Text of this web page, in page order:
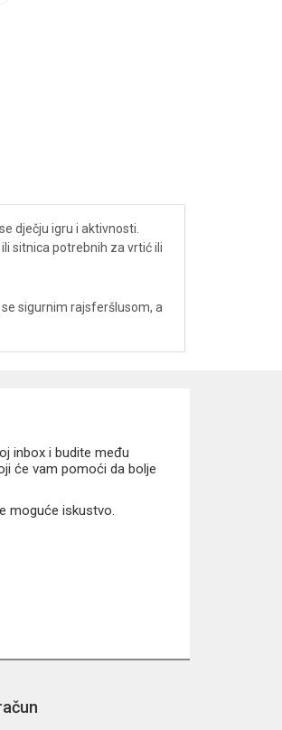
dječju igru i aktivnosti.
sitnica potrebnih za vrtić ili
sigurnim rajsferšlusom, a
inbox i budite među
će vam pomoći da bolje
moguće iskustvo.